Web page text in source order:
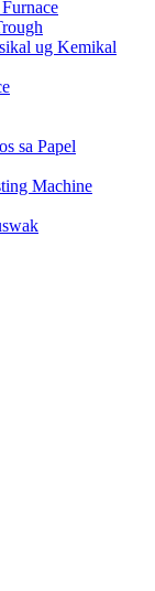
ug Kemikal
sa Papel
Machine